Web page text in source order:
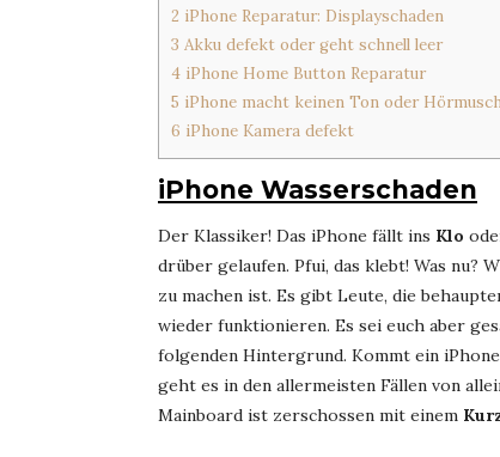
2 iPhone Reparatur: Displayschaden
3 Akku defekt oder geht schnell leer
4 iPhone Home Button Reparatur
5 iPhone macht keinen Ton oder
6 iPhone Kamera defekt
iPhone Wasserschaden
Der Klassiker! Das iPhone fällt ins Klo
drüber gelaufen. Pfui, das klebt! Was nu?
zu machen ist. Es gibt Leute, die
wieder funktionieren. Es sei euch aber
folgenden Hintergrund. Kommt ein
geht es in den allermeisten Fällen von
Mainboard ist zerschossen mit einem